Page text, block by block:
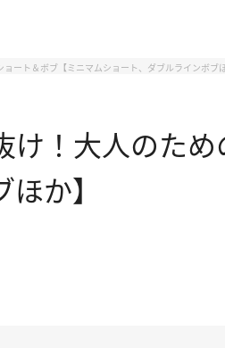
ート＆ボブ【ミニマムショート、ダブルラインボブほ
！大人のた
か】